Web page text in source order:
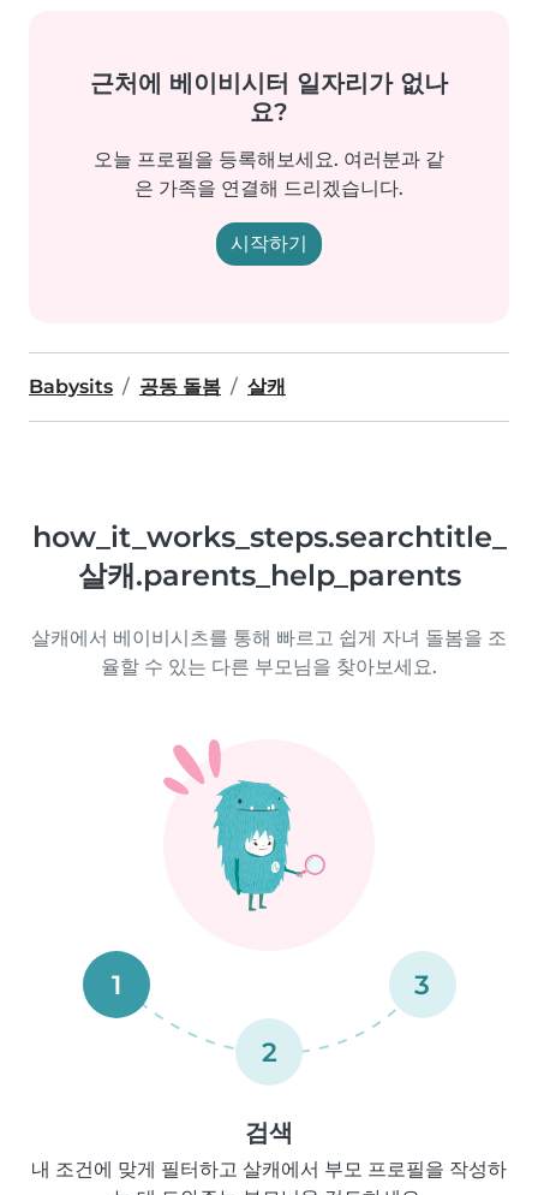
근처에 베이비시터 일자리가 없나
요?
오늘 프로필을 등록해보세요. 여러분과 같
은 가족을 연결해 드리겠습니다.
시작하기
Babysits 공동 돌봄 살캐
how_it_works_steps.searchtitle_
살캐.parents_help_parents
살캐에서 베이비시츠를 통해 빠르고 쉽게 자녀 돌봄을 조
율할 수 있는 다른 부모님을 찾아보세요.
1
2
3
검색
내 조건에 맞게 필터하고 살캐에서 부모 프로필을 작성하